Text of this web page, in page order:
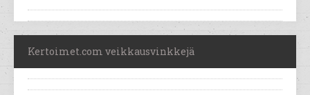
Kertoimet.com veikkausvinkkejä